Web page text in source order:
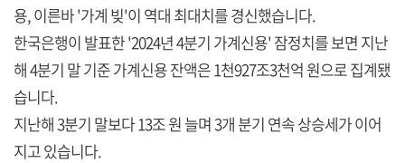
용, 이른바 '가계 빚'이 역대 최대치를 경신했습니다.
한국은행이 발표한 '2024년 4분기 가계신용' 잠정치를 보면 지난
해 4분기 말 기준 가계신용 잔액은 1천927조3천억 원으로 집계됐
습니다.
지난해 3분기 말보다 13조 원 늘며 3개 분기 연속 상승세가 이어
지고 있습니다.